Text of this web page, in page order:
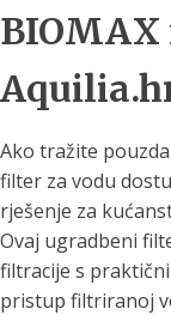
Ako tražite
filter za vodu
rješenje za
Ovaj ugradbeni
filtracije s
pristup filtriranoj